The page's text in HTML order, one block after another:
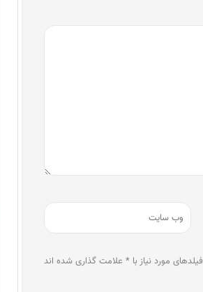
فیلدهای مورد نیاز با * علامت گذاری شده اند